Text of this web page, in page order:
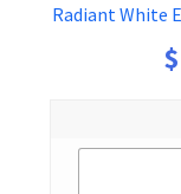
Radiant White
$